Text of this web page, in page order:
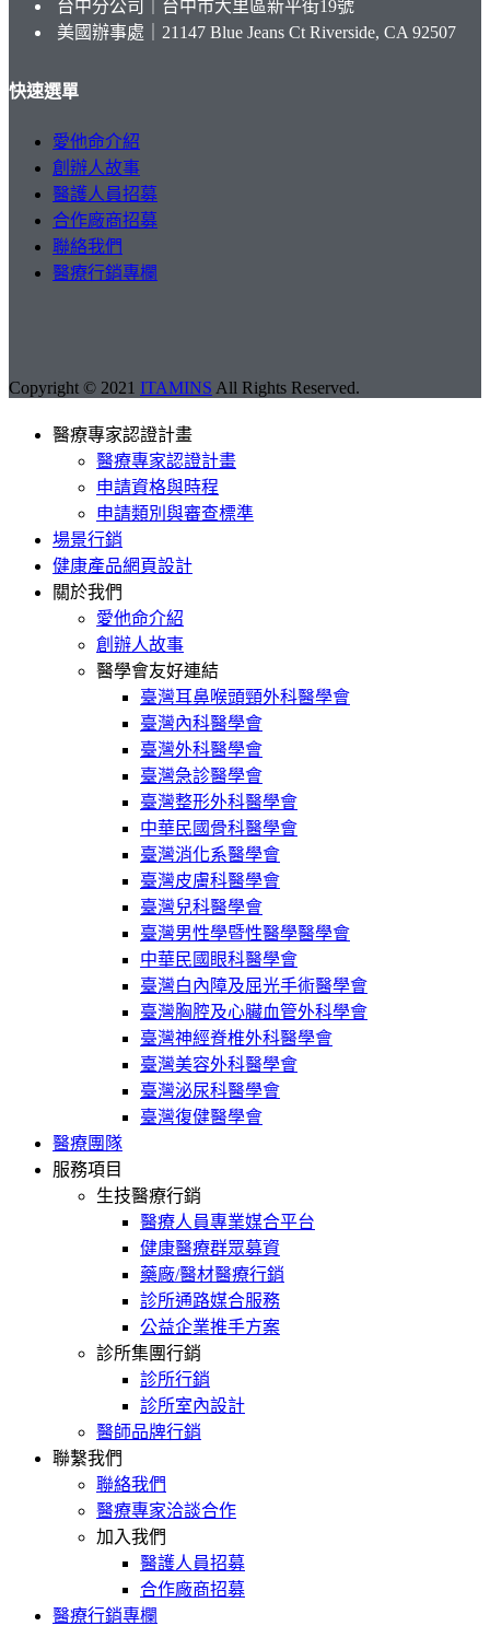
台中分公司｜台中市大里區新平街19號
美國辦事處｜21147 Blue Jeans Ct Riverside, CA 92507
快速選單
愛他命介紹
創辦人故事
醫護人員招募
合作廠商招募
聯絡我們
醫療行銷專欄
Copyright © 2021 ITAMINS All Rights Reserved.
醫療專家認證計畫
醫療專家認證計畫
申請資格與時程
申請類別與審查標準
場景行銷
健康產品網頁設計
關於我們
愛他命介紹
創辦人故事
醫學會友好連結
臺灣耳鼻喉頭頸外科醫學會
臺灣內科醫學會
臺灣外科醫學會
臺灣急診醫學會
臺灣整形外科醫學會
中華民國骨科醫學會
臺灣消化系醫學會
臺灣皮膚科醫學會
臺灣兒科醫學會
臺灣男性學暨性醫學醫學會
中華民國眼科醫學會
臺灣白內障及屈光手術醫學會
臺灣胸腔及心臟血管外科學會
臺灣神經脊椎外科醫學會
臺灣美容外科醫學會
臺灣泌尿科醫學會
臺灣復健醫學會
醫療團隊
服務項目
生技醫療行銷
醫療人員專業媒合平台
健康醫療群眾募資
藥廠/醫材醫療行銷
診所通路媒合服務
公益企業推手方案
診所集團行銷
診所行銷
診所室內設計
醫師品牌行銷
聯繫我們
聯絡我們
醫療專家洽談合作
加入我們
醫護人員招募
合作廠商招募
醫療行銷專欄